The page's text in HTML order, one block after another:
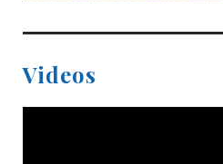
Videos